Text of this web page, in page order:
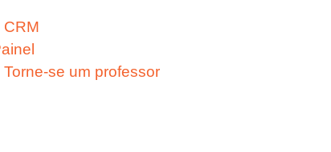
CRM
Torne-se um professor